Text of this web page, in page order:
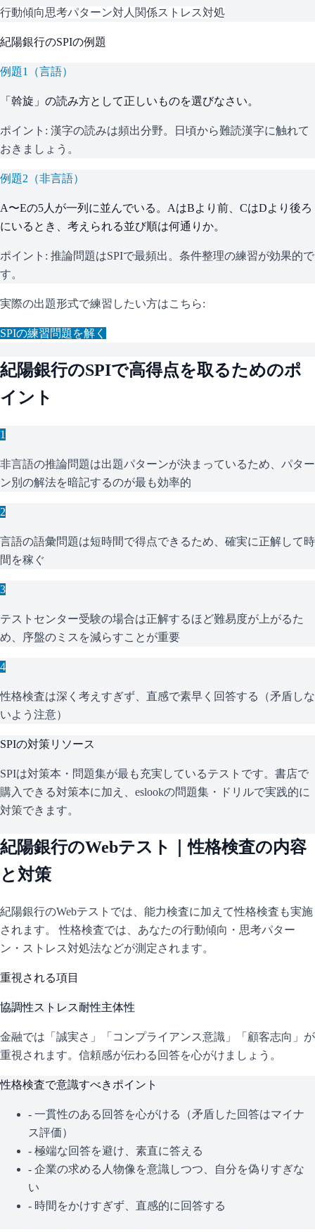
行動傾向思考パターン対人関係ストレス対処
紀陽銀行のSPIの例題
例題1 （言語）
「斡旋」の読み方として正しいものを選びなさい。
ポイント: 漢字の読みは頻出分野。日頃から難読漢字に触れて
おきましょう。
例題2 （非言語）
A〜Eの5人が一列に並んでいる。AはBより前、CはDより後ろ
にいるとき、考えられる並び順は何通りか。
ポイント: 推論問題はSPIで最頻出。条件整理の練習が効果的で
す。
実際の出題形式で練習したい方はこちら:
SPIの練習問題を解く
紀陽銀行のSPIで高得点を取るためのポ
イント
1
非言語の推論問題は出題パターンが決まっているため、パター
ン別の解法を暗記するのが最も効率的
2
言語の語彙問題は短時間で得点できるため、確実に正解して時
間を稼ぐ
3
テストセンター受験の場合は正解するほど難易度が上がるた
め、序盤のミスを減らすことが重要
4
性格検査は深く考えすぎず、直感で素早く回答する（矛盾しな
いよう注意）
SPIの対策リソース
SPIは対策本・問題集が最も充実しているテストです。書店で
購入できる対策本に加え、eslookの問題集・ドリルで実践的に
対策できます。
紀陽銀行のWebテスト｜性格検査の内容
と対策
紀陽銀行のWebテストでは、能力検査に加えて性格検査も実施
されます。 性格検査では、あなたの行動傾向・思考パター
ン・ストレス対処法などが測定されます。
重視される項目
協調性ストレス耐性主体性
金融では「誠実さ」「コンプライアンス意識」「顧客志向」が
重視されます。信頼感が伝わる回答を心がけましょう。
性格検査で意識すべきポイント
- 一貫性のある回答を心がける（矛盾した回答はマイナ
ス評価）
- 極端な回答を避け、素直に答える
- 企業の求める人物像を意識しつつ、自分を偽りすぎな
い
- 時間をかけすぎず、直感的に回答する